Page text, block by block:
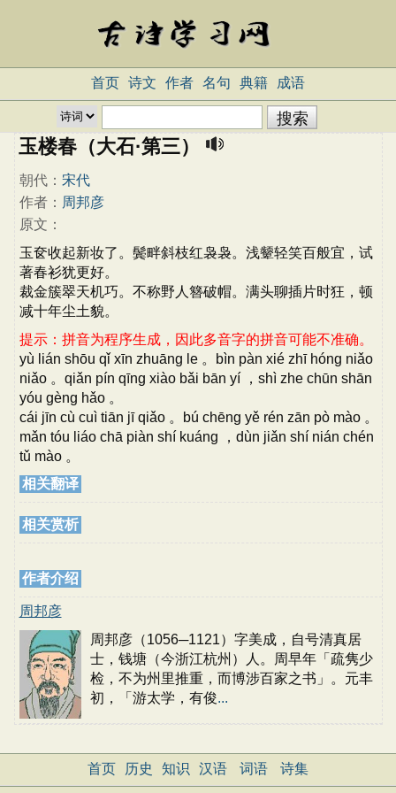
首页 诗文 作者 名句 典籍 成语
玉楼春（大石·第三）
朝代： 宋代
作者： 周邦彦
原文：
玉奁收起新妆了。鬓畔斜枝红袅袅。浅颦轻笑百般宜，试
著春衫犹更好。
裁金簇翠天机巧。不称野人簪破帽。满头聊插片时狂，顿
减十年尘土貌。
提示：拼音为程序生成，因此多音字的拼音可能不准确。
yù lián shōu qǐ xīn zhuāng le 。bìn pàn xié zhī hóng niǎo
niǎo 。qiǎn pín qīng xiào bǎi bān yí ，shì zhe chūn shān
yóu gèng hǎo 。
cái jīn cù cuì tiān jī qiǎo 。bú chēng yě rén zān pò mào 。
mǎn tóu liáo chā piàn shí kuáng ，dùn jiǎn shí nián chén
tǔ mào 。
相关翻译
相关赏析
作者介绍
周邦彦
周邦彦（1056─1121）字美成，自号清真居
士，钱塘（今浙江杭州）人。周早年「疏隽少
检，不为州里推重，而博涉百家之书」。元丰
初，「游太学，有俊...
首页 历史 知识 汉语 词语 诗集